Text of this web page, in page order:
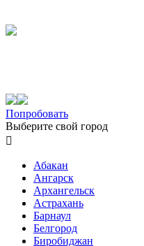
Попробовать
Выберите свой город

Абакан
Ангарск
Архангельск
Астрахань
Барнаул
Белгород
Биробиджан